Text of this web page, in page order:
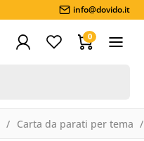
info@dovido.it
0
Carta da parati per tema